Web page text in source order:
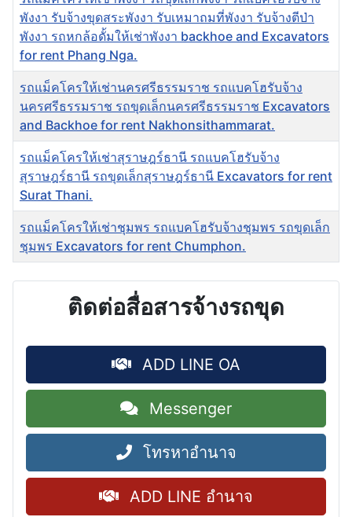
พังงา รับจ้างขุดสระพังงา รับเหมาถมที่พังงา รับจ้างตีป่า
พังงา รถหกล้อดั้มให้เช่าพังงา backhoe and Excavators
for rent Phang Nga.
รถแม็คโครให้เช่านครศรีธรรมราช รถแบคโฮรับจ้าง
นครศรีธรรมราช รถขุดเล็กนครศรีธรรมราช Excavators
and Backhoe for rent Nakhonsithammarat.
รถแม็คโครให้เช่าสุราษฎร์ธานี รถแบคโฮรับจ้าง
สุราษฎร์ธานี รถขุดเล็กสุราษฎร์ธานี Excavators for rent
Surat Thani.
รถแม็คโครให้เช่าชุมพร รถแบคโฮรับจ้างชุมพร รถขุดเล็ก
ชุมพร Excavators for rent Chumphon.
ติดต่อสื่อสารจ้างรถขุด
ADD LINE OA
Messenger
โทรหาอำนาจ
ADD LINE อำนาจ